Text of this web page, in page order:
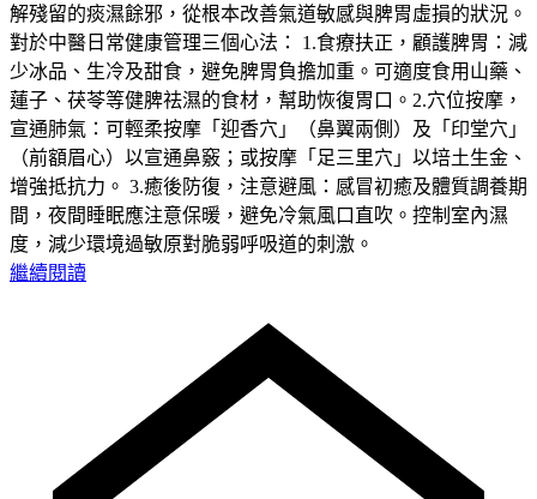
解殘留的痰濕餘邪，從根本改善氣道敏感與脾胃虛損的狀況。
對於中醫日常健康管理三個心法： 1.食療扶正，顧護脾胃：減
少冰品、生冷及甜食，避免脾胃負擔加重。可適度食用山藥、
蓮子、茯苓等健脾祛濕的食材，幫助恢復胃口。2.穴位按摩，
宣通肺氣：可輕柔按摩「迎香穴」（鼻翼兩側）及「印堂穴」
（前額眉心）以宣通鼻竅；或按摩「足三里穴」以培土生金、
增強抵抗力。 3.癒後防復，注意避風：感冒初癒及體質調養期
間，夜間睡眠應注意保暖，避免冷氣風口直吹。控制室內濕
度，減少環境過敏原對脆弱呼吸道的刺激。
繼續閱讀